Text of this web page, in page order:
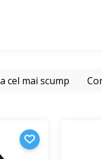
.
suprafețele
cel mai scump